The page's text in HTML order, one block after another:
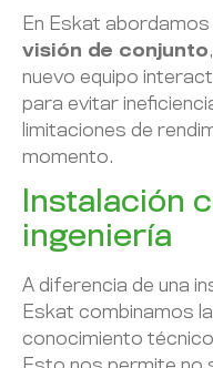
En Eskat
visión de conjunto
nuevo equipo
para evitar
limitaciones de
momento.
Instalación
ingeniería
A diferencia de una
Eskat combinamos
conocimiento